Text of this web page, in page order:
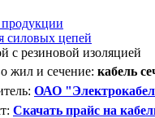
продукции
силовых цепей
с резиновой изоляцией
жил и сечение: кабель
ОАО
Скачать прайс на